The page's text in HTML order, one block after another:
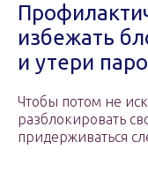
избежать
и утери
Чтобы потом не
разблокировать
придерживаться